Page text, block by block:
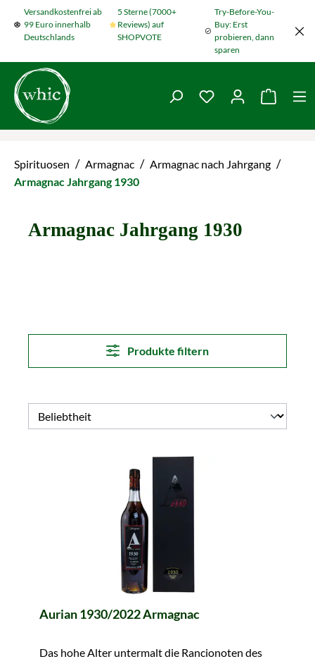
Zum Hauptinhalt springen
Versandkostenfrei ab
99 Euro innerhalb
Deutschlands
5 Sterne (7000+
Reviews) auf
SHOPVOTE
Try-Before-You-
Buy: Erst
probieren, dann
sparen
Du hast 0
Spirituosen / Armagnac / Armagnac nach Jahrgang /
Armagnac Jahrgang 1930
Armagnac Jahrgang 1930
Produkte filtern
Aurian 1930/2022 Armagnac
Das hohe Alter untermalt die Rancionoten des